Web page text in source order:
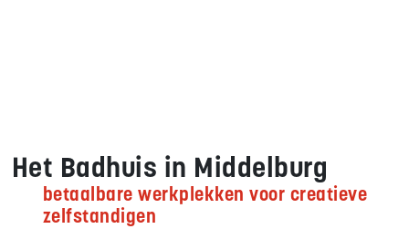
Het Badhuis in Middelburg
betaalbare werkplekken voor creatieve
zelfstandigen